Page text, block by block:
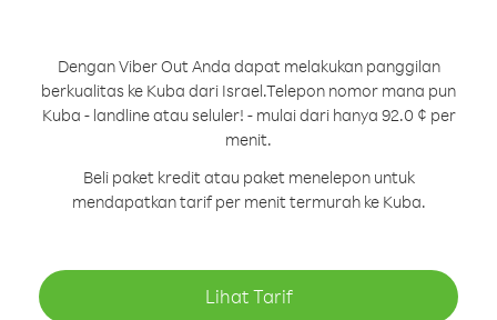
Dengan Viber Out Anda dapat melakukan panggilan
berkualitas ke Kuba dari Israel.Telepon nomor mana pun
Kuba - landline atau seluler! - mulai dari hanya 92.0 ¢ per
menit.
Beli paket kredit atau paket menelepon untuk
mendapatkan tarif per menit termurah ke Kuba.
Lihat Tarif